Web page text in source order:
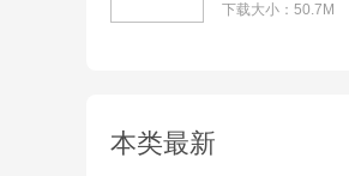
下载大小：50.7M
本类最新